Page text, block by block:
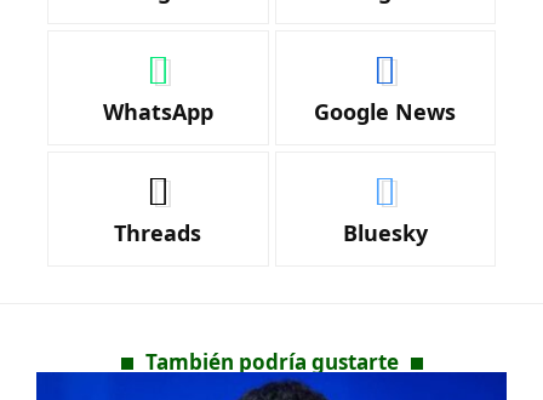
WhatsApp Google News
Threads Bluesky
También podría gustarte